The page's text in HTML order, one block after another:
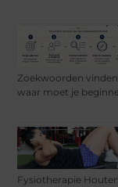
Zoekwoorden
waar moet je
Fysiotherapie